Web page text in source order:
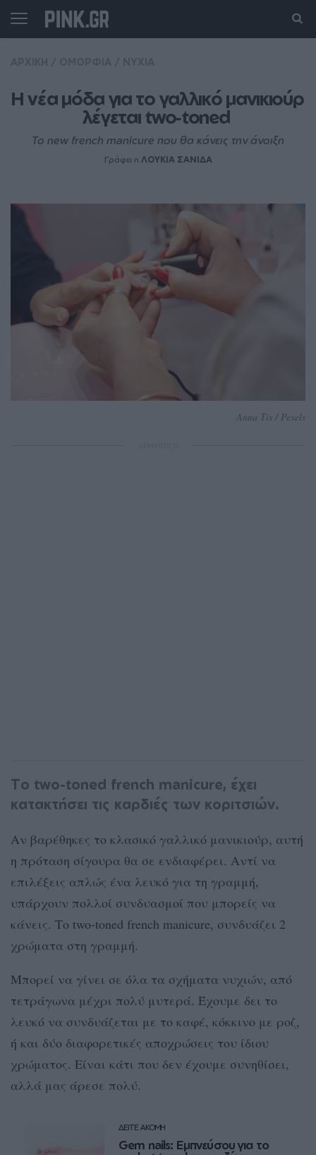
Η νέα μόδα για το γαλλικό μανικιούρ
λέγεται two‑toned
To new french manicure που θα κάνεις την άνοιξη
Γράφει η ΛΟΥΚΙΑ ΣΑΝΙΔΑ
Anna Tis / Pexels
To two-toned french manicure, έχει
κατακτήσει τις καρδιές των κοριτσιών.
Αν βαρέθηκες το κλασικό γαλλικό μανικιούρ, αυτή
η πρόταση σίγουρα θα σε ενδιαφέρει. Αντί να
επιλέξεις απλώς ένα λευκό για τη γραμμή,
υπάρχουν πολλοί συνδυασμοί που μπορείς να
κάνεις. Το two-toned french manicure, συνδυάζει 2
χρώματα στη γραμμή.
Μπορεί να γίνει σε όλα τα σχήματα νυχιών, από
τετράγωνα μέχρι πολύ μυτερά. Έχουμε δει το
λευκό να συνδυάζεται με το καφέ, κόκκινο με ροζ,
ή και δύο διαφορετικές αποχρώσεις του ίδιου
χρώματος. Είναι κάτι που δεν έχουμε συνηθίσει,
αλλά μας άρεσε πολύ.
ΔΕΙΤΕ ΑΚΟΜΗ
Gem nails: Εμπνεύσου για το